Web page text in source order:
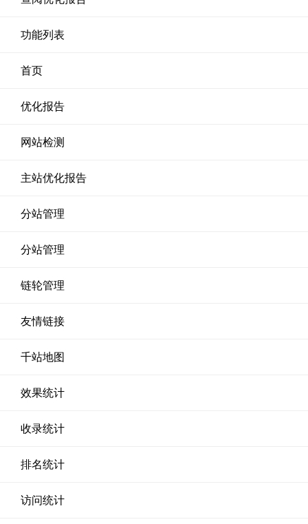
功能列表
首页
优化报告
网站检测
主站优化报告
分站管理
分站管理
链轮管理
友情链接
千站地图
效果统计
收录统计
排名统计
访问统计